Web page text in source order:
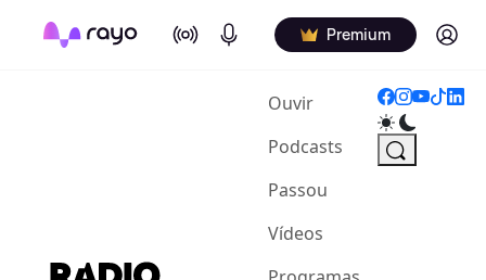
On Air Podcasts Premium Log in
Ouvir(current)
Podcasts
Passou
Vídeos